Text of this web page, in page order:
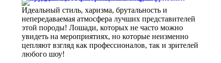
Идеальный стиль, харизма, брутальность и
непередаваемая атмосфера лучших представителей
этой породы! Лошади, которых не часто можно
увидеть на мероприятиях, но которые неизменно
цепляют взгляд как профессионалов, так и зрителей
любого шоу!